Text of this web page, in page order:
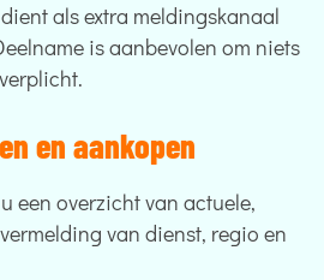
als extra meldingskanaal
is aanbevolen om niets
en aankopen
een overzicht van actuele,
van dienst, regio en